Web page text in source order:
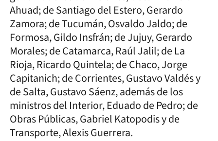
Ahuad; de Santiago del Estero, Gerardo
Zamora; de Tucumán, Osvaldo Jaldo; de
Formosa, Gildo Insfrán; de Jujuy, Gerardo
Morales; de Catamarca, Raúl Jalil; de La
Rioja, Ricardo Quintela; de Chaco, Jorge
Capitanich; de Corrientes, Gustavo Valdés y
de Salta, Gustavo Sáenz, además de los
ministros del Interior, Eduado de Pedro; de
Obras Públicas, Gabriel Katopodis y de
Transporte, Alexis Guerrera.